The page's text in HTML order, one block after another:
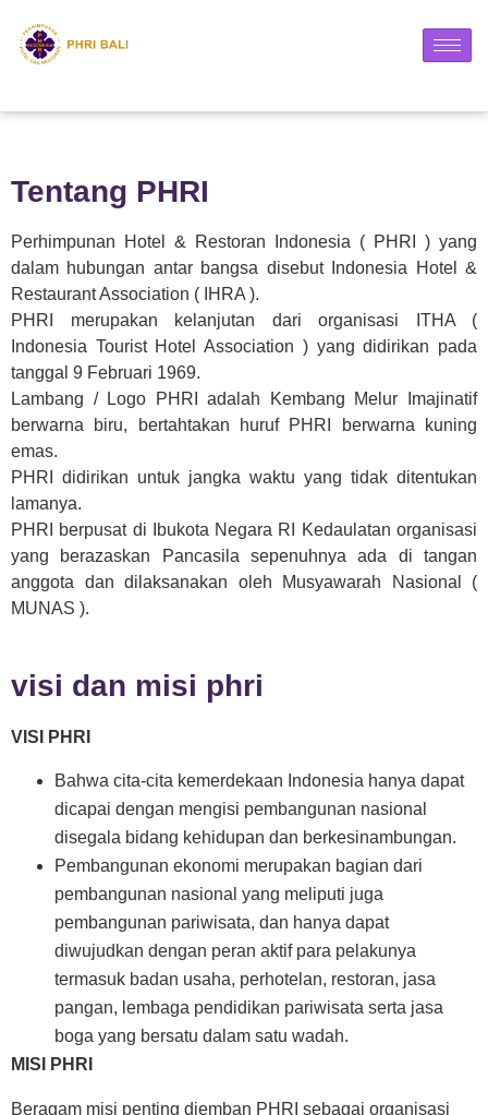
Tentang PHRI
Perhimpunan Hotel & Restoran Indonesia ( PHRI ) yang
dalam hubungan antar bangsa disebut Indonesia Hotel &
Restaurant Association ( IHRA ).
PHRI merupakan kelanjutan dari organisasi ITHA (
Indonesia Tourist Hotel Association ) yang didirikan pada
tanggal 9 Februari 1969.
Lambang / Logo PHRI adalah Kembang Melur Imajinatif
berwarna biru, bertahtakan huruf PHRI berwarna kuning
emas.
PHRI didirikan untuk jangka waktu yang tidak ditentukan
lamanya.
PHRI berpusat di Ibukota Negara RI Kedaulatan organisasi
yang berazaskan Pancasila sepenuhnya ada di tangan
anggota dan dilaksanakan oleh Musyawarah Nasional (
MUNAS ).
visi dan misi phri
VISI PHRI
Bahwa cita-cita kemerdekaan Indonesia hanya dapat
dicapai dengan mengisi pembangunan nasional
disegala bidang kehidupan dan berkesinambungan.
Pembangunan ekonomi merupakan bagian dari
pembangunan nasional yang meliputi juga
pembangunan pariwisata, dan hanya dapat
diwujudkan dengan peran aktif para pelakunya
termasuk badan usaha, perhotelan, restoran, jasa
pangan, lembaga pendidikan pariwisata serta jasa
boga yang bersatu dalam satu wadah.
MISI PHRI
Beragam misi penting diemban PHRI sebagai organisasi